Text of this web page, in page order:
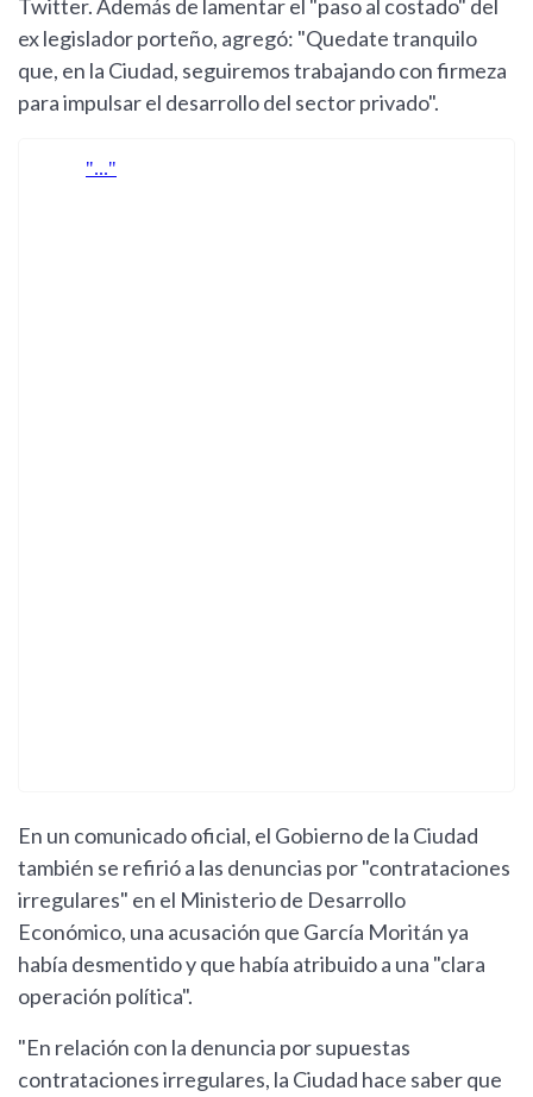
Twitter. Además de lamentar el "paso al costado" del
ex legislador porteño, agregó: "Quedate tranquilo
que, en la Ciudad, seguiremos trabajando con firmeza
para impulsar el desarrollo del sector privado".
En un comunicado oficial, el Gobierno de la Ciudad
también se refirió a las denuncias por "contrataciones
irregulares" en el Ministerio de Desarrollo
Económico, una acusación que García Moritán ya
había desmentido y que había atribuido a una "clara
operación política".
"En relación con la denuncia por supuestas
contrataciones irregulares, la Ciudad hace saber que